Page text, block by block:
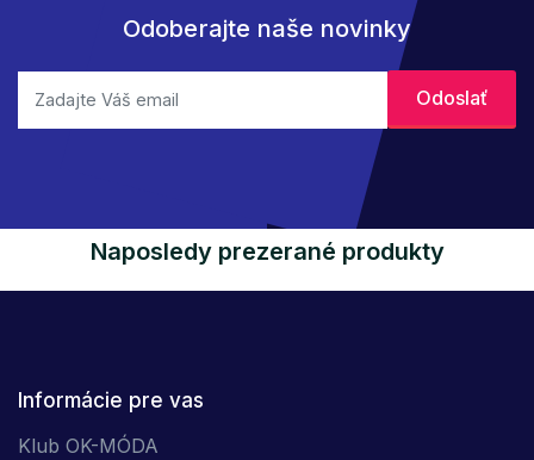
Odoberajte naše novinky
Naposledy prezerané produkty
Informácie pre vas
Klub OK-MÓDA